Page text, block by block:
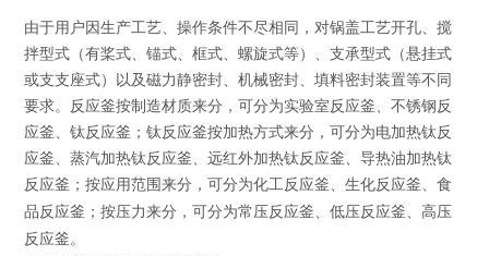
由于用户因生产工艺、操作条件不尽相同，对锅盖工艺开孔、搅
拌型式（有桨式、锚式、框式、螺旋式等）、支承型式（悬挂式
或支支座式）以及磁力静密封、机械密封、填料密封装置等不同
要求。反应釜按制造材质来分，可分为实验室反应釜、不锈钢反
应釜、钛反应釜；钛反应釜按加热方式来分，可分为电加热钛反
应釜、蒸汽加热钛反应釜、远红外加热钛反应釜、导热油加热钛
反应釜；按应用范围来分，可分为化工反应釜、生化反应釜、食
品反应釜；按压力来分，可分为常压反应釜、低压反应釜、 高压
反应釜。